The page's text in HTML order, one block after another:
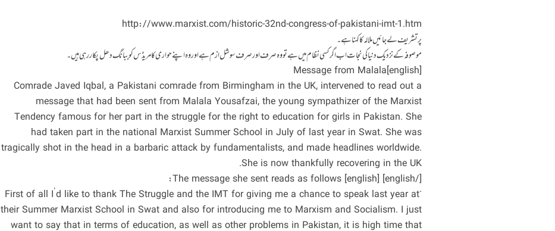
http://www.marxist.com/historic-32nd-congress-of-pakistani-imt-1.htm
پر تشریف لے جائیں ملالہ کا کہنا ہے۔
موصوفہ کے نزدیک دنیا کی نجات اب اگر کسی نظام میں ہے تو وہ صرف اور صرف سوشل ازم ہے اور وہ اپنے حواری کامریڈس کو ببانگ دھل پکار رہی ہیں۔
[english] Message from Malala
Comrade Javed Iqbal, a Pakistani comrade from Birmingham in the UK, intervened to read out a
message that had been sent from Malala Yousafzai, the young sympathizer of the Marxist
Tendency famous for her part in the struggle for the right to education for girls in Pakistan. She
had taken part in the national Marxist Summer School in July of last year in Swat. She was
tragically shot in the head in a barbaric attack by fundamentalists, and made headlines worldwide.
She is now thankfully recovering in the UK.
[/english] [english] The message she sent reads as follows:
“First of all I’d like to thank The Struggle and the IMT for giving me a chance to speak last year at
their Summer Marxist School in Swat and also for introducing me to Marxism and Socialism. I just
want to say that in terms of education, as well as other problems in Pakistan, it is high time that